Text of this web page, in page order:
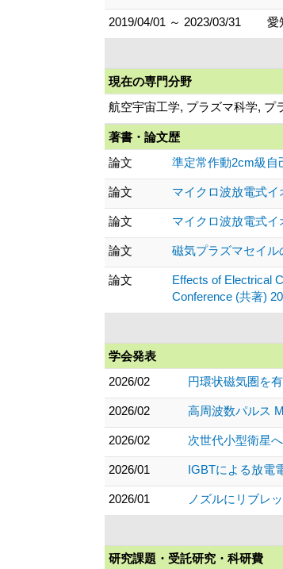
2019/04/01 ～ 2023/03/31 愛
現在の専門分野
航空宇宙工学, プラズマ科学, プ
著書・論文歴
論文
準定常作動2cm級自
論文 マイクロ波放電式
論文 マイクロ波放電式
論文 磁気プラズマセイ
論文
Effects of Electrical
Conference (共著)
学会発表
2026/02
円環状磁気圏を
2026/02 高周波数パルス
2026/02 次世代小型衛星
2026/01 IGBTによる放電
2026/01 ノズルにリブレ
研究課題・受託研究・科研費